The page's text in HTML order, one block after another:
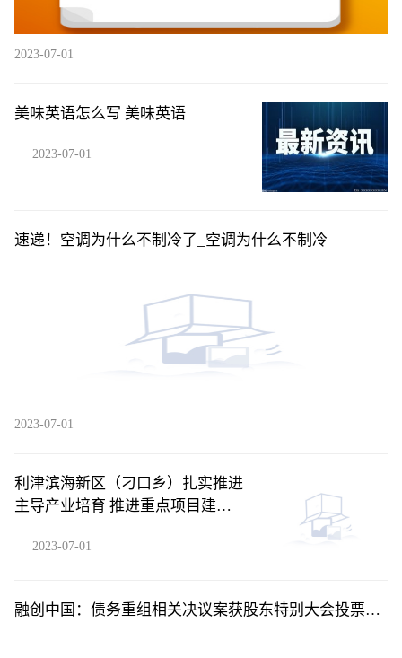
2023-07-01
美味英语怎么写 美味英语
2023-07-01
速递！空调为什么不制冷了_空调为什么不制冷
2023-07-01
利津滨海新区（刁口乡）扎实推进
主导产业培育 推进重点项目建设
2023-07-01
融创中国：债务重组相关决议案获股东特别大会投票通